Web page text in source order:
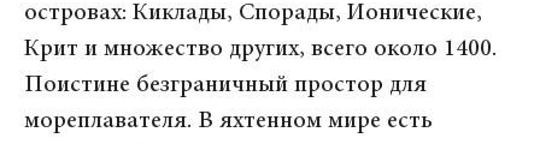
островах: Киклады, Спорады, Ионические,
Крит и множество других, всего около 1400.
Поистине безграничный простор для
мореплавателя. В яхтенном мире есть